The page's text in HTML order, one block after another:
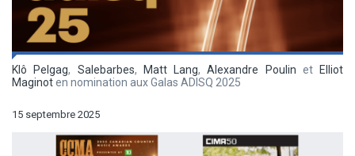
Klô Pelgag, Salebarbes, Matt Lang,Alexandre Poulin et
Elliot
Maginoten nomination aux Galas ADISQ 2025
15 septembre 2025